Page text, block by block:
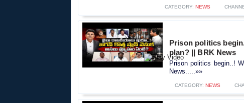
CATEGORY: NEWS
Prison politics
plan? || BRK News
Prison politics begin..!
News.....»»
CATEGORY: NEWS